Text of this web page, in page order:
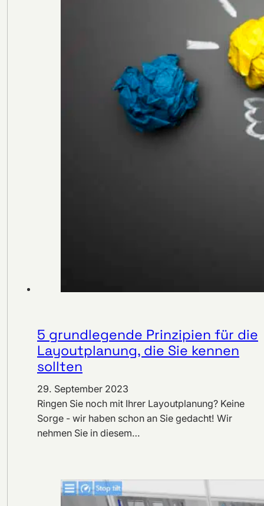
5 grundlegende Prinzipien für die
Layoutplanung, die Sie kennen
sollten
29. September 2023
Ringen Sie noch mit Ihrer Layoutplanung? Keine
Sorge - wir haben schon an Sie gedacht! Wir
nehmen Sie in diesem…